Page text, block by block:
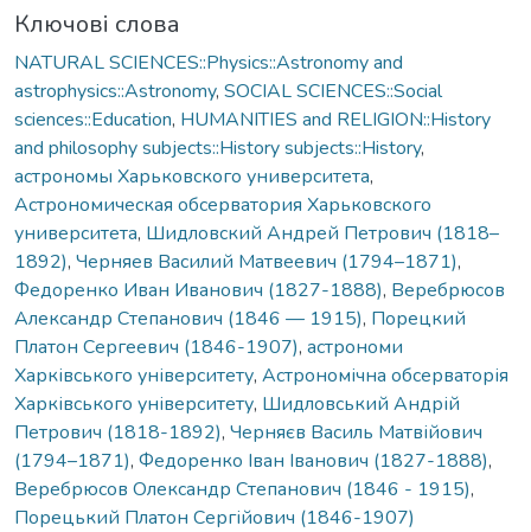
Ключові слова
NATURAL SCIENCES::Physics::Astronomy and
astrophysics::Astronomy, SOCIAL SCIENCES::Social
sciences::Education, HUMANITIES and RELIGION::History
and philosophy subjects::History subjects::History,
астрономы Харьковского университета,
Астрономическая обсерватория Харьковского
университета, Шидловский Андрей Петрович (1818–
1892), Черняев Василий Матвеевич (1794–1871),
Федоренко Иван Иванович (1827-1888), Веребрюсов
Александр Степанович (1846 — 1915), Порецкий
Платон Сергеевич (1846-1907), астрономи
Харківського університету, Астрономічна обсерваторія
Харківського університету, Шидловський Андрій
Петрович (1818-1892), Черняєв Василь Матвійович
(1794–1871), Федоренко Іван Іванович (1827-1888),
Веребрюсов Олександр Степанович (1846 - 1915),
Порецький Платон Сергійович (1846-1907)